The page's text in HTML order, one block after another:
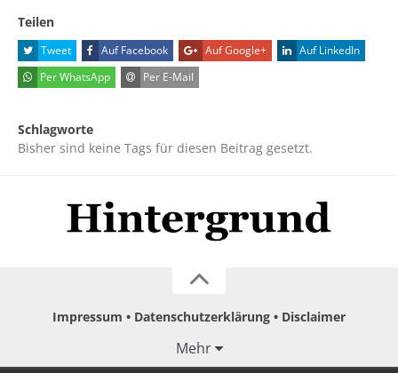
Teilen
Tweet Auf Facebook Auf Google+
Auf LinkedIn
Per WhatsApp
Per E-Mail
Schlagworte
Bisher sind keine Tags für diesen Beitrag gesetzt.
Impressum Datenschutzerklärung Disclaimer
Mehr